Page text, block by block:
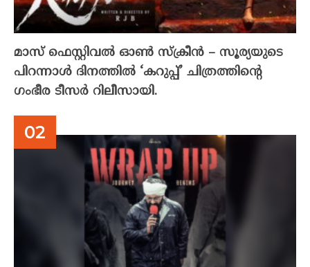
മാസ് ഫെസ്റ്റിവൽ ഓൺ സ്‌ക്രീൻ – സൂര്യയുടെ
പിറന്നാൾ ദിനത്തിൽ ‘കറുപ്പ്’ ചിത്രത്തിന്റെ
ഗംഭീര ടീസർ റിലീസായി.